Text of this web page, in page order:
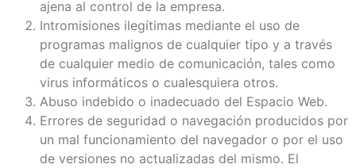
ajena al control de la empresa.
Intromisiones ilegítimas mediante el uso de
programas malignos de cualquier tipo y a través
de cualquier medio de comunicación, tales como
virus informáticos o cualesquiera otros.
Abuso indebido o inadecuado del Espacio Web.
Errores de seguridad o navegación producidos por
un mal funcionamiento del navegador o por el uso
de versiones no actualizadas del mismo. El